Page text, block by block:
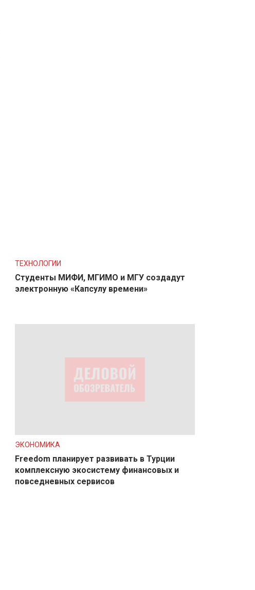
ТЕХНОЛОГИИ
Студенты МИФИ, МГИМО и МГУ создадут
электронную «Капсулу времени»
ЭКОНОМИКА
Freedom планирует развивать в Турции
комплексную экосистему финансовых и
повседневных сервисов